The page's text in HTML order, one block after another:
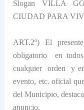
Slogan
VILLA
CIUDAD PARA
ART.2º) El
obligatorio
en
cualquier
orden y
evento, etc. oficial
del Municipio,
anuncio.